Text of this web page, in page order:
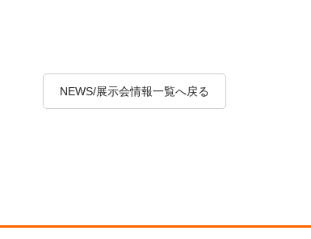
NEWS/展示会情報一覧へ戻る